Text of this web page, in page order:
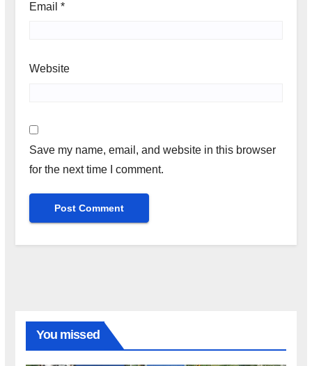
Email *
Website
Save my name, email, and website in this browser
for the next time I comment.
You missed